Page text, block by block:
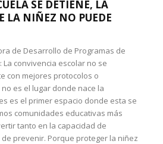
SE DETIENE, LA
LA NIÑEZ NO PUEDE
de Desarrollo de Programas de
La convivencia escolar no se
con mejores protocolos o
es el lugar donde nace la
es el primer espacio donde esta se
comunidades educativas más
tanto en la capacidad de
prevenir. Porque proteger la niñez